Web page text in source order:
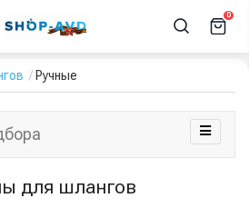
0
Ручные
для шлангов